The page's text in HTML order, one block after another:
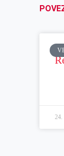
24.